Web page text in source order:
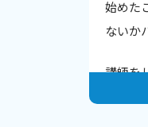
始めた
ないか
講師を
上達